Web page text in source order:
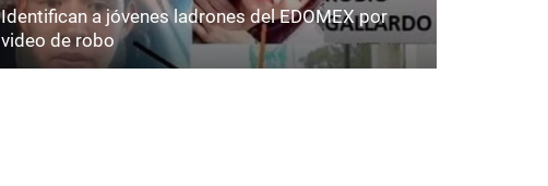
Identifican a jóvenes ladrones del EDOMEX por
video de robo